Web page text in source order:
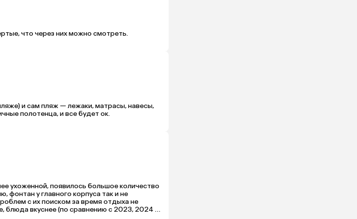
что через них можно смотреть.
и сам пляж — лежаки, матрасы, навесы,
полотенца, и все будет ок.
ухоженной, появилось большое количество
фонтан у главного корпуса так и не
с их поиском за время отдыха не
блюда вкуснее (по сравнению с 2023, 2024